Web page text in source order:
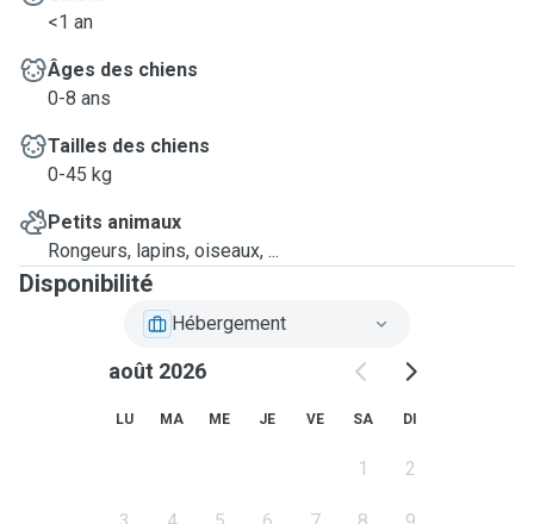
<1 an
Âges des chiens
0-8 ans
Tailles des chiens
0-45 kg
Petits animaux
Rongeurs, lapins, oiseaux, ...
Disponibilité
Hébergement
août 2026
LU MA ME JE VE SA DI
1 2